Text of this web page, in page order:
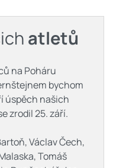
atletů
na Poháru
bychom
úspěch našich
zrodil 25. září.
Václav Čech,
Tomáš